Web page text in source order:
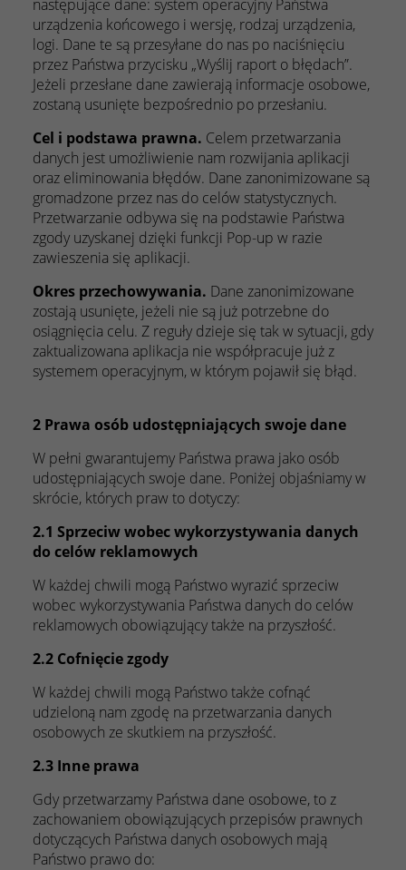
następujące dane: system operacyjny Państwa
urządzenia końcowego i wersję, rodzaj urządzenia,
logi. Dane te są przesyłane do nas po naciśnięciu
przez Państwa przycisku „Wyślij raport o błędach”.
Jeżeli przesłane dane zawierają informacje osobowe,
zostaną usunięte bezpośrednio po przesłaniu.
Cel i podstawa prawna. Celem przetwarzania
danych jest umożliwienie nam rozwijania aplikacji
oraz eliminowania błędów. Dane zanonimizowane są
gromadzone przez nas do celów statystycznych.
Przetwarzanie odbywa się na podstawie Państwa
zgody uzyskanej dzięki funkcji Pop-up w razie
zawieszenia się aplikacji.
Okres przechowywania. Dane zanonimizowane
zostają usunięte, jeżeli nie są już potrzebne do
osiągnięcia celu. Z reguły dzieje się tak w sytuacji, gdy
zaktualizowana aplikacja nie współpracuje już z
systemem operacyjnym, w którym pojawił się błąd.
2 Prawa osób udostępniających swoje dane
W pełni gwarantujemy Państwa prawa jako osób
udostępniających swoje dane. Poniżej objaśniamy w
skrócie, których praw to dotyczy:
2.1 Sprzeciw wobec wykorzystywania danych
do celów reklamowych
W każdej chwili mogą Państwo wyrazić sprzeciw
wobec wykorzystywania Państwa danych do celów
reklamowych obowiązujący także na przyszłość.
2.2 Cofnięcie zgody
W każdej chwili mogą Państwo także cofnąć
udzieloną nam zgodę na przetwarzania danych
osobowych ze skutkiem na przyszłość.
2.3 Inne prawa
Gdy przetwarzamy Państwa dane osobowe, to z
zachowaniem obowiązujących przepisów prawnych
dotyczących Państwa danych osobowych mają
Państwo prawo do: